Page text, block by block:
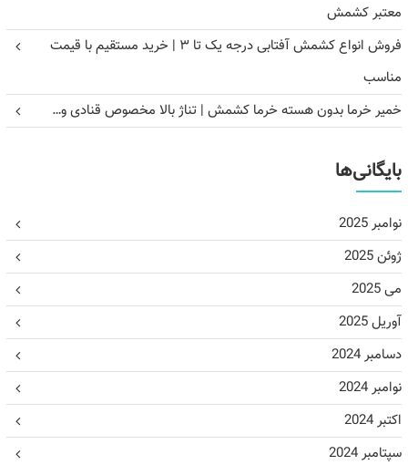
معتبر کشمش
فروش انواع کشمش آفتابی درجه یک تا ۳ | خرید مستقیم با قیمت
مناسب
خمیر خرما بدون هسته خرما کشمش | تناژ بالا مخصوص قنادی و…
بایگانی‌ها
نوامبر 2025
ژوئن 2025
می 2025
آوریل 2025
دسامبر 2024
نوامبر 2024
اکتبر 2024
سپتامبر 2024